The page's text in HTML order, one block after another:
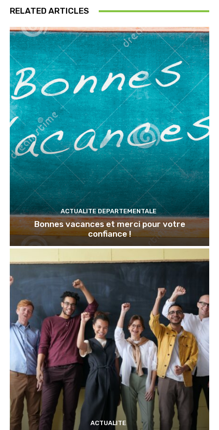
RELATED ARTICLES
ACTUALITE DEPARTEMENTALE
Bonnes vacances et merci pour votre
confiance !
ACTUALITE